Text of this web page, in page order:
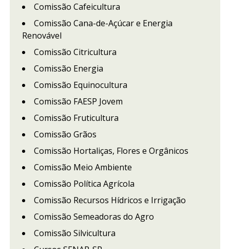
Comissão Cafeicultura
Comissão Cana-de-Açúcar e Energia
Renovável
Comissão Citricultura
Comissão Energia
Comissão Equinocultura
Comissão FAESP Jovem
Comissão Fruticultura
Comissão Grãos
Comissão Hortaliças, Flores e Orgânicos
Comissão Meio Ambiente
Comissão Política Agrícola
Comissão Recursos Hídricos e Irrigação
Comissão Semeadoras do Agro
Comissão Silvicultura